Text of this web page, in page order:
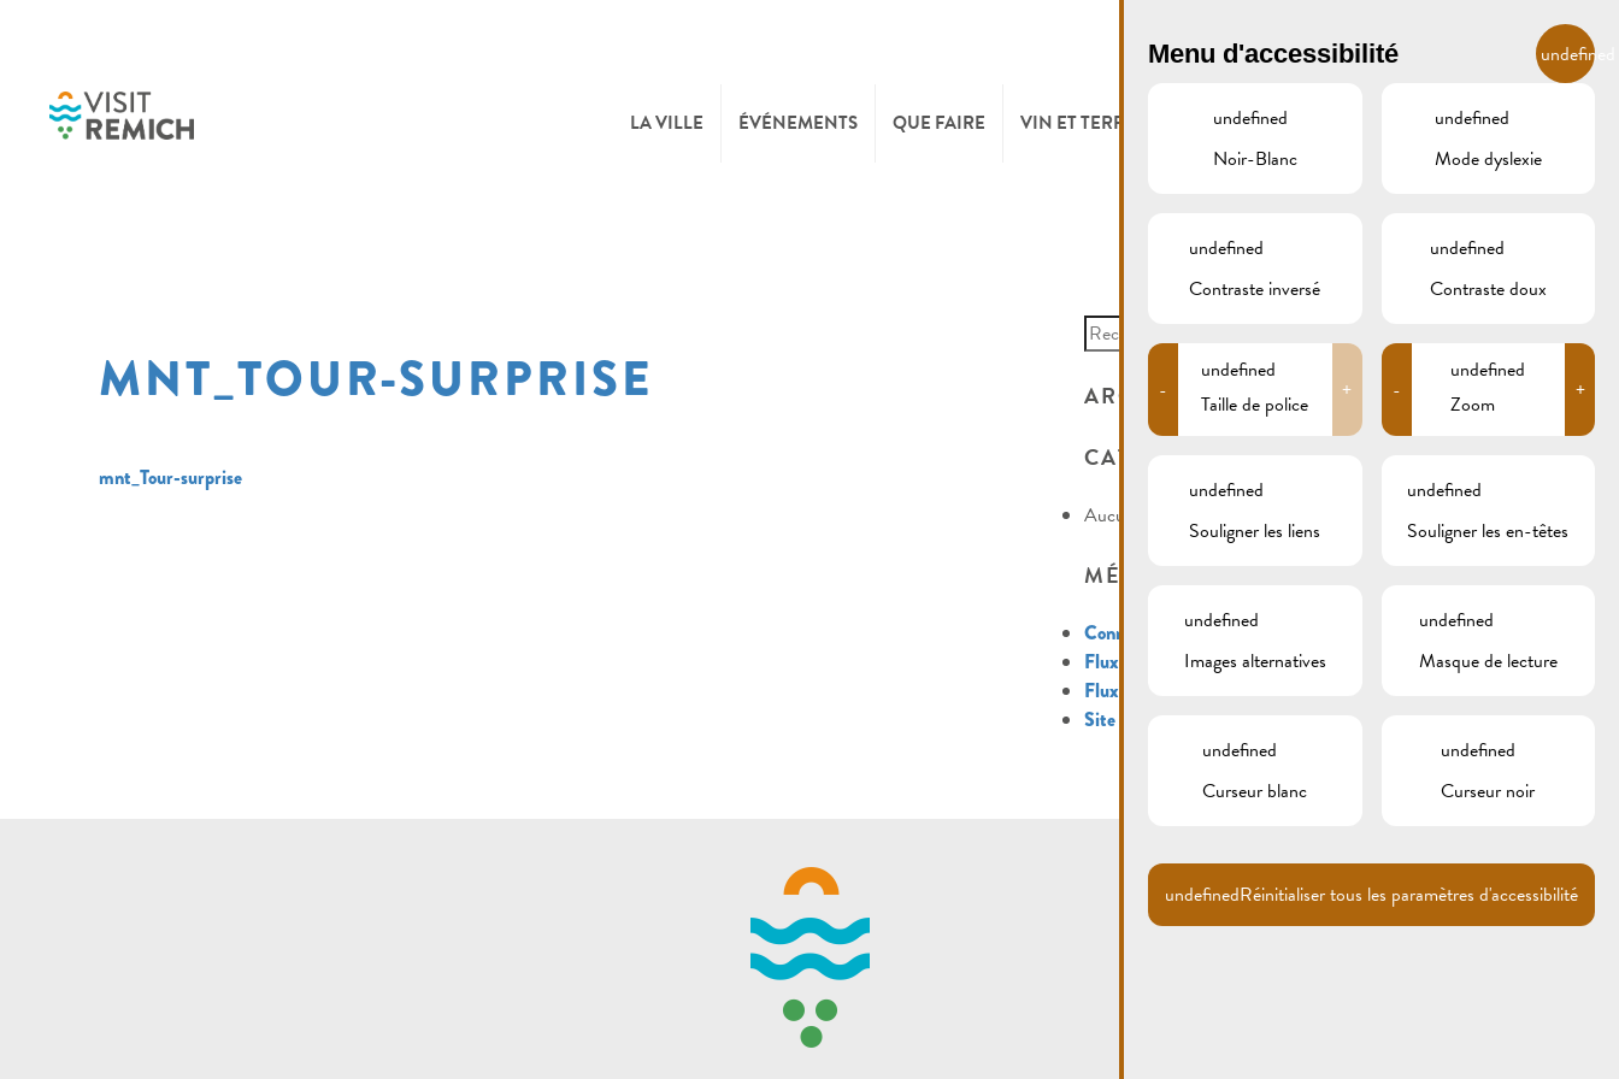
FR
LA VILLE ÉVÉNEMENTS QUE FAIRE VIN ET TERROIR LOGER ET MANGER
RESTAURANTS & CAFÉS
CAMPCAR
GALERIE REMICH.LU
MNT_TOUR-SURPRISE
mnt_Tour-surprise
Search
for:
ARCHIVES
CATÉGORIES
Aucune catégorie
MÉTA
Connexion
Flux des publications
Flux des commentaires
Site de WordPress-FR
Menu d'accessibilité undefined
undefined
Noir-Blanc
undefined
Mode dyslexie
undefined
Contraste inversé
undefined
Contraste doux
-
undefined
Taille de police
+ -
undefined
Zoom
+
undefined
Souligner les liens
undefined
Souligner les en-têtes
undefined
Images alternatives
undefined
Masque de lecture
undefined
Curseur blanc
undefined
Curseur noir
undefinedRéinitialiser tous les paramètres d'accessibilité